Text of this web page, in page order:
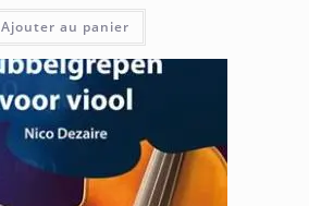
Ajouter au panier